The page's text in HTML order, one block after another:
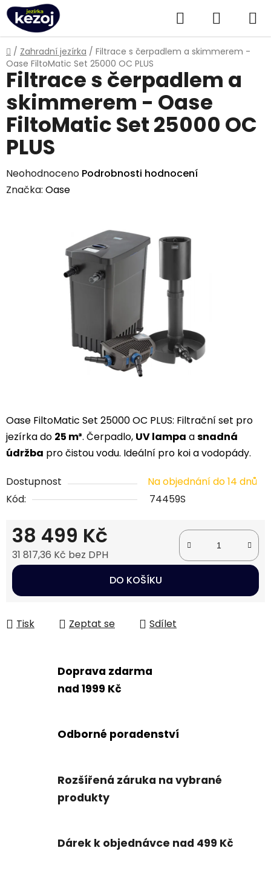
Přejít
na
obsah
Hledat
KOŠÍK
Domů
/ Zahradní jezírka / Filtrace s čerpadlem a skimmerem -
Oase FiltoMatic Set 25000 OC PLUS
Oase FiltoMatic Set 25000 OC PLUS: Filtrační set pro
jezírka do 25 m³. Čerpadlo, UV lampa asnadná
údržba pro čistou vodu. Ideální pro koi a vodopády.
Dostupnost
Na objednání do 14 dnů
Kód:
74459S
38 499 Kč
31 817,36 Kč bez DPH
Měrná cena:
DO KOŠÍKU
Tisk Zeptat se Sdílet
Filtrace s čerpadlem a
skimmerem - Oase
FiltoMatic Set 25000 OC
PLUS
Průměrné
hodnocení
Neohodnoceno Podrobnosti hodnocení
Značka: Oase
Doprava zdarma
nad 1999 Kč
Odborné poradenství
Rozšířená záruka na vybrané
produkty
Dárek k objednávce nad 499 Kč